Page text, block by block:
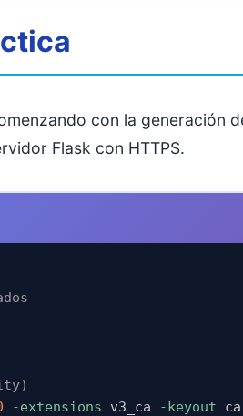
con la
Flask con HTTPS.
-extensions v3_ca -keyout